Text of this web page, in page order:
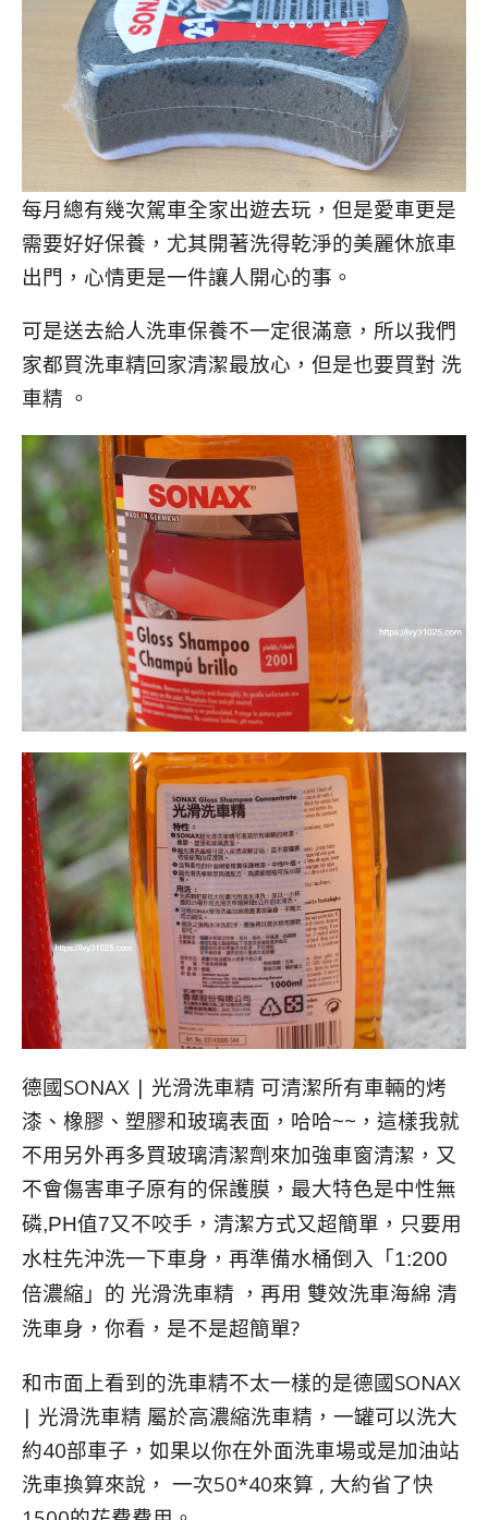
每月總有幾次駕車全家出遊去玩，但是愛車更是
需要好好保養，尤其開著洗得乾淨的美麗休旅車
出門，心情更是一件讓人開心的事。
可是送去給人洗車保養不一定很滿意，所以我們
家都買洗車精回家清潔最放心，但是也要買對 洗
車精 。
德國SONAX | 光滑洗車精 可清潔所有車輛的烤
漆、橡膠、塑膠和玻璃表面，哈哈~~，這樣我就
不用另外再多買玻璃清潔劑來加強車窗清潔，又
不會傷害車子原有的保護膜，最大特色是中性無
磷,PH值7又不咬手 ，清潔方式又超簡單，只要用
水柱先沖洗一下車身，再準備水桶倒入
「1:200
倍濃縮」 的 光滑洗車精 ，再用 雙效洗車海綿 清
洗車身，你看，是不是超簡單?
和市面上看到的洗車精不太一樣的是德國SONAX
| 光滑洗車精 屬於高濃縮洗車精，一罐可以洗大
約40部車子，如果以你在外面洗車場或是加油站
洗車換算來說， 一次50*40來算 , 大約省了快